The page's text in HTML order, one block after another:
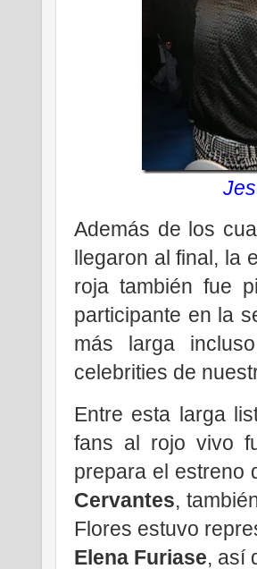
Además de los
llegaron al final, la
roja también fue
participante en la
más larga
celebrities de
Entre esta larga
fans al rojo vivo
prepara el estreno
Cervantes,
Flores estuvo
Elena Furiase, así